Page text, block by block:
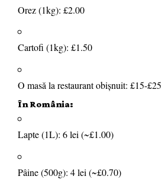
Orez (1kg): £2.00
Cartofi (1kg): £1.50
O masă la restaurant obișnuit: £15-£25
În România:
Lapte (1L): 6 lei (~£1.00)
Pâine (500g): 4 lei (~£0.70)